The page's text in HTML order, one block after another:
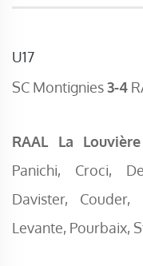
U17
SC Montignies3-4
RAAL La
Panichi, Croci,
Davister,
Levante, Pourbaix,